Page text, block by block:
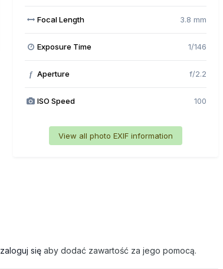
Focal Length 3.8 mm
Exposure Time 1/146
f Aperture f/2.2
ISO Speed 100
View all photo EXIF information
zaloguj się aby dodać zawartość za jego pomocą.